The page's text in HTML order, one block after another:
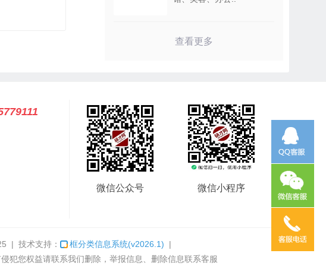
查看更多
微信公众号 微信小程序
| 技术支持： 框分类信息系统(v2026.1) |
犯您权益请联系我们删除，举报信息、删除信息联系客服